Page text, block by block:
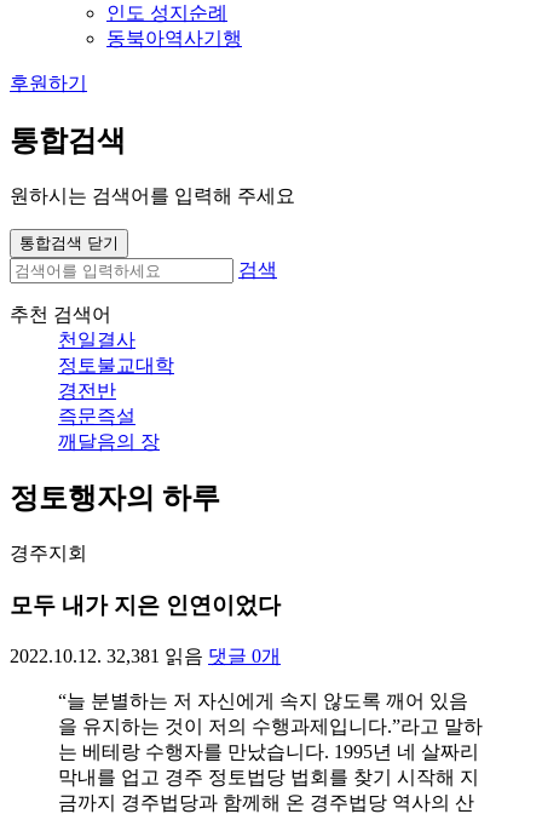
인도 성지순례
동북아역사기행
후원하기
통합검색
원하시는 검색어를 입력해 주세요
통합검색 닫기
검색
추천 검색어
천일결사
정토불교대학
경전반
즉문즉설
깨달음의 장
정토행자의 하루
경주지회
모두 내가 지은 인연이었다
2022.10.12. 32,381 읽음 댓글 0개
“늘 분별하는 저 자신에게 속지 않도록 깨어 있음
을 유지하는 것이 저의 수행과제입니다.”라고 말하
는 베테랑 수행자를 만났습니다. 1995년 네 살짜리
막내를 업고 경주 정토법당 법회를 찾기 시작해 지
금까지 경주법당과 함께해 온 경주법당 역사의 산